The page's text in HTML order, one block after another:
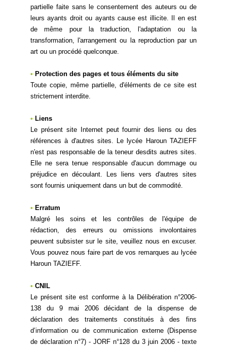
partielle faite sans le consentement des auteurs ou de
leurs ayants droit ou ayants cause est illicite. Il en est
de même pour la traduction, l'adaptation ou la
transformation, l'arrangement ou la reproduction par un
art ou un procédé quelconque.
• Protection des pages et tous éléments du site
Toute copie, même partielle, d'éléments de ce site est
strictement interdite.
• Liens
Le présent site Internet peut fournir des liens ou des
références à d'autres sites. Le lycée Haroun TAZIEFF
n'est pas responsable de la teneur desdits autres sites.
Elle ne sera tenue responsable d'aucun dommage ou
préjudice en découlant. Les liens vers d'autres sites
sont fournis uniquement dans un but de commodité.
• Erratum
Malgré les soins et les contrôles de l'équipe de
rédaction, des erreurs ou omissions involontaires
peuvent subsister sur le site, veuillez nous en excuser.
Vous pouvez nous faire part de vos remarques au lycée
Haroun TAZIEFF.
• CNIL
Le présent site est conforme à la Délibération n°2006-
138 du 9 mai 2006 décidant de la dispense de
déclaration des traitements constitués à des fins
d’information ou de communication externe (Dispense
de déclaration n°7) - JORF n°128 du 3 juin 2006 - texte